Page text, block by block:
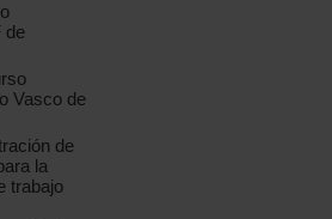
de
Vasco de
de
la
trabajo